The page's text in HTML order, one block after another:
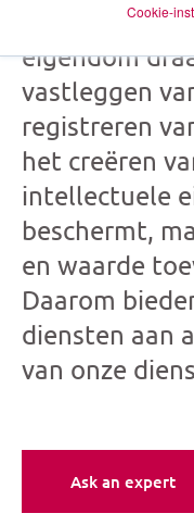
Cookie-
Het
eigendom
vastleggen
registreren
het creëren
intellectuele
beschermt,
en waarde
Daarom
diensten aan
van onze
Ask an expert